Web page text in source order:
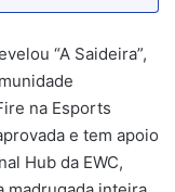
“A Saideira”,
na Esports
e tem apoio
Hub da EWC,